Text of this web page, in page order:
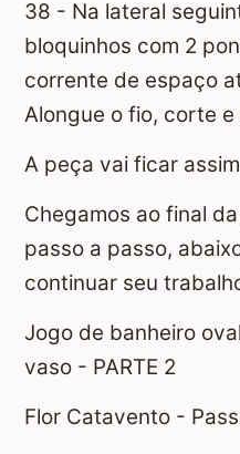
38 - Na lateral
bloquinhos com 2
corrente de espaço
Alongue o fio, corte
A peça vai ficar
Chegamos ao final
passo a passo,
continuar seu
Jogo de banheiro
vaso - PARTE 2
Flor Catavento -